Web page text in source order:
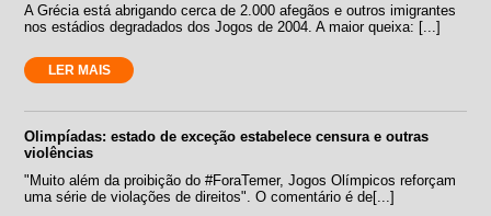
A Grécia está abrigando cerca de 2.000 afegãos e outros imigrantes
nos estádios degradados dos Jogos de 2004. A maior queixa: [...]
LER MAIS
Olimpíadas: estado de exceção estabelece censura e outras
violências
"Muito além da proibição do #ForaTemer, Jogos Olímpicos reforçam
uma série de violações de direitos". O comentário é de[...]